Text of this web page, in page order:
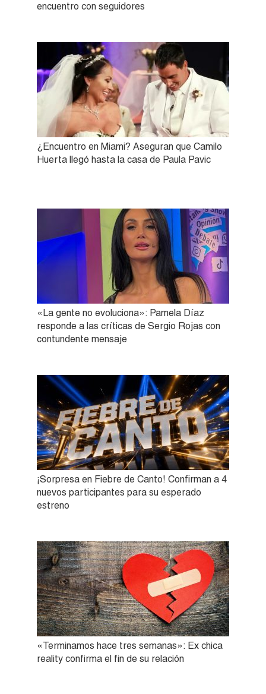
encuentro con seguidores
¿Encuentro en Miami? Aseguran que Camilo
Huerta llegó hasta la casa de Paula Pavic
«La gente no evoluciona»: Pamela Díaz
responde a las críticas de Sergio Rojas con
contundente mensaje
¡Sorpresa en Fiebre de Canto! Confirman a 4
nuevos participantes para su esperado
estreno
«Terminamos hace tres semanas»: Ex chica
reality confirma el fin de su relación